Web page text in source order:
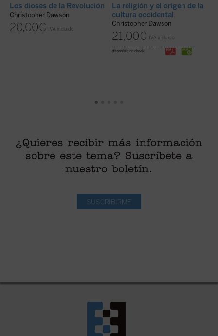
Los dioses de la Revolución
Christopher Dawson
20,00€ IVA incluido
La religión y el origen de la
cultura occidental
Christopher Dawson
21,00€ IVA incluido
disponible en ebook:
¿Quieres recibir más información
sobre este tema? Suscríbete a
nuestro boletín.
SUSCRIBIRME